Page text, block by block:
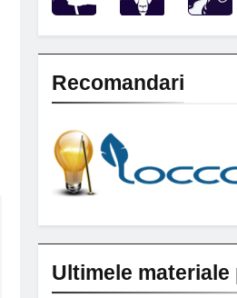
Recomandari
Ultimele materiale